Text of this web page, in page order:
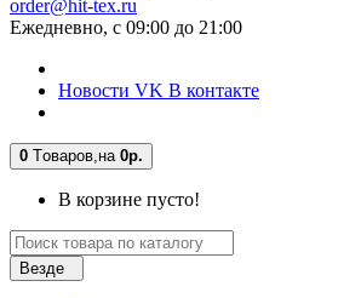
order@hit-tex.ru
Ежедневно, с 09:00 до 21:00
Новости VK В контакте
0 Tоваров, на 0р.
В корзине пусто!
Везде